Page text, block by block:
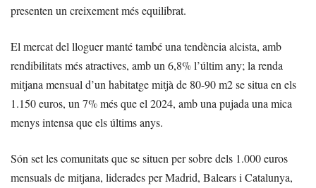
presenten un creixement més equilibrat.
El mercat del lloguer manté també una tendència alcista, amb
rendibilitats més atractives, amb un 6,8% l’últim any; la renda
mitjana mensual d’un habitatge mitjà de 80-90 m2 se situa en els
1.150 euros, un 7% més que el 2024, amb una pujada una mica
menys intensa que els últims anys.
Són set les comunitats que se situen per sobre dels 1.000 euros
mensuals de mitjana, liderades per Madrid, Balears i Catalunya,